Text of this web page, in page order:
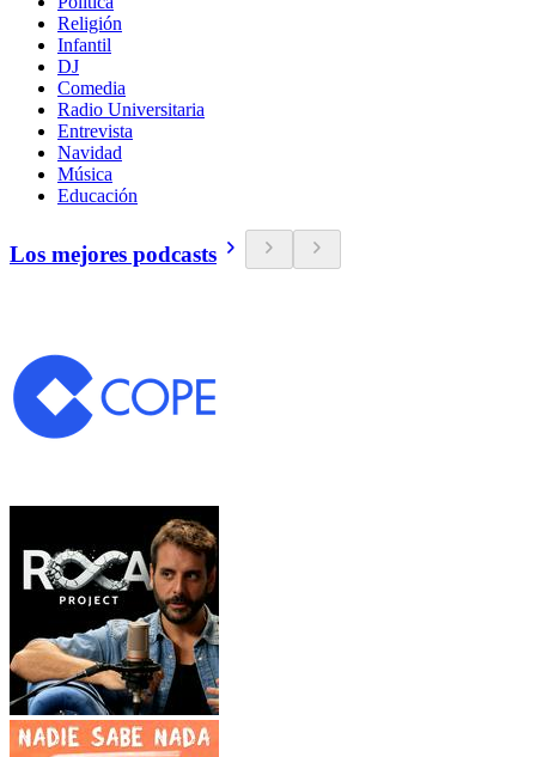
Religión
Infantil
DJ
Comedia
Radio Universitaria
Entrevista
Navidad
Música
Educación
Los mejores podcasts